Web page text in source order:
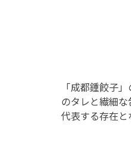
「成都鍾餃子
のタレと繊細
代表する存在と